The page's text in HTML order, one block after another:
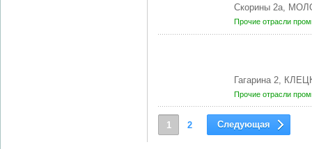
Скорины 2а,
Прочие отрасли
Гагарина 2,
Прочие отрасли
1 2 Следующая